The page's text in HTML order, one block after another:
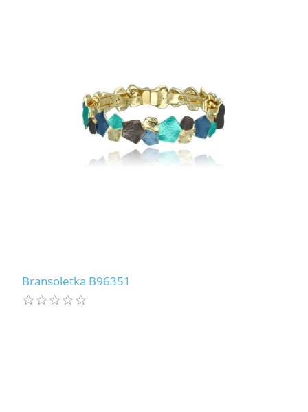
Bransoletka B96351